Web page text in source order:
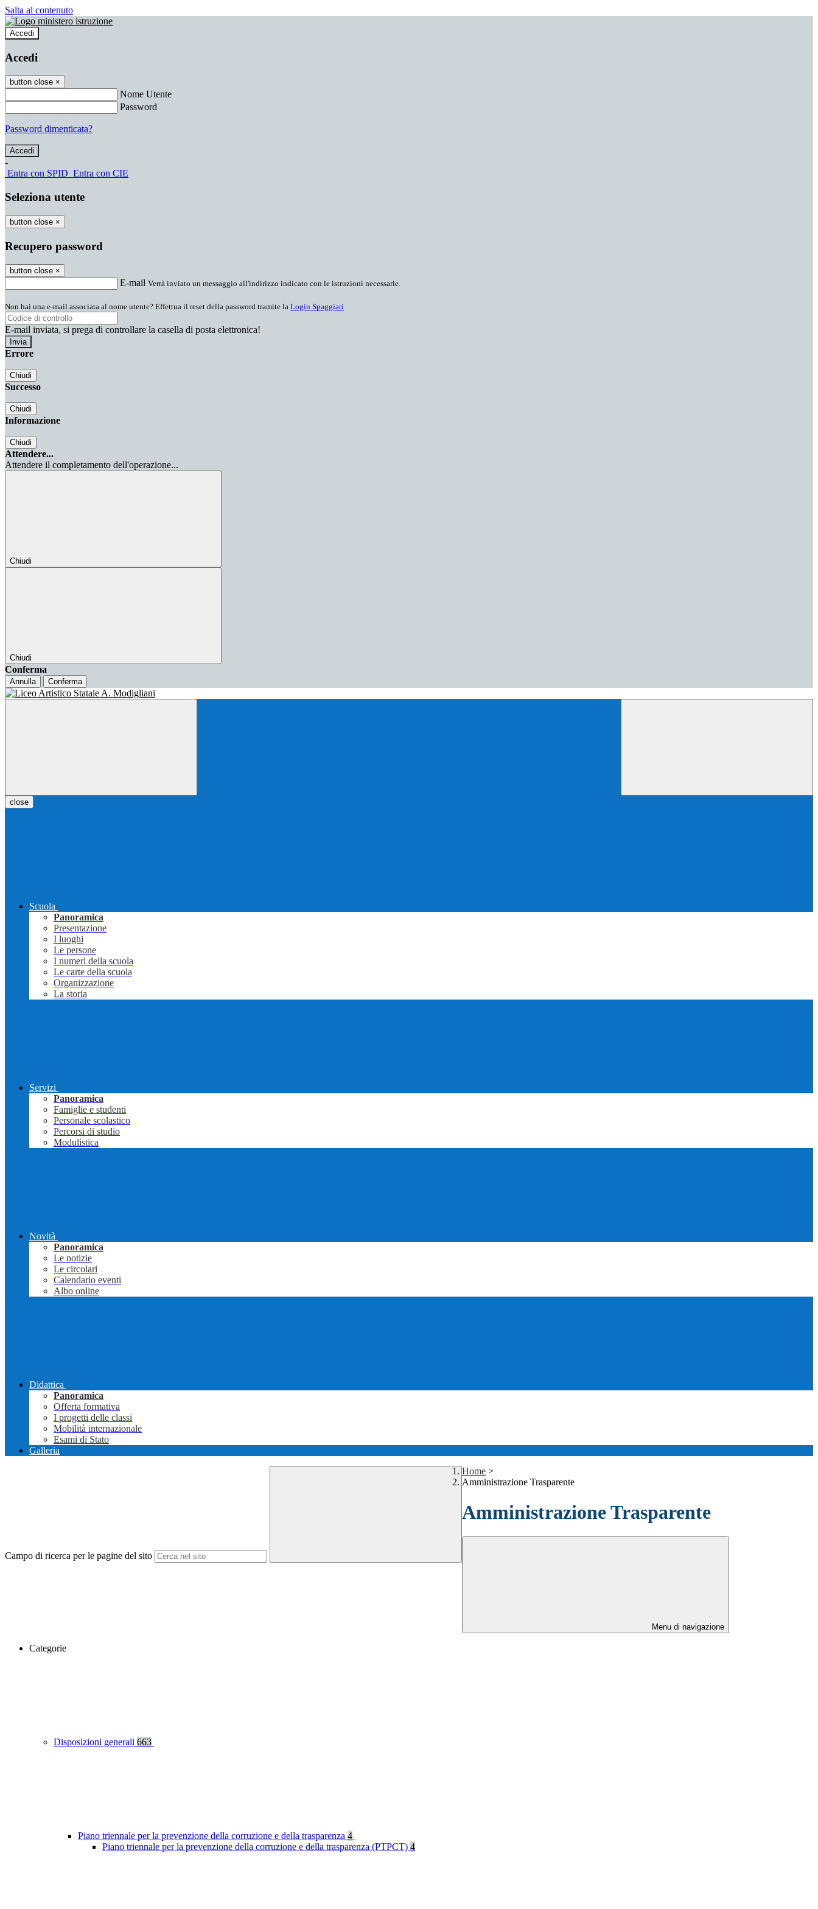
Salta al contenuto
Accedi
Accedi
button close ×
Nome Utente
Password
Password dimenticata?
-
Entra con SPID Entra con CIE
Seleziona utente
button close ×
Recupero password
button close ×
E-mail Verrà inviato un messaggio all'indirizzo indicato con le istruzioni necessarie.
Non hai una e-mail associata al nome utente? Effettua il reset della password tramite la Login Spaggiari
E-mail inviata, si prega di controllare la casella di posta elettronica!
Errore
Chiudi
Successo
Chiudi
Informazione
Chiudi
Attendere...
Attendere il completamento dell'operazione...
Chiudi
Chiudi
Conferma
Annulla Conferma
close
Scuola
Panoramica
Presentazione
I luoghi
Le persone
I numeri della scuola
Le carte della scuola
Organizzazione
La storia
Servizi
Panoramica
Famiglie e studenti
Personale scolastico
Percorsi di studio
Modulistica
Novità
Panoramica
Le notizie
Le circolari
Calendario eventi
Albo online
Didattica
Panoramica
Offerta formativa
I progetti delle classi
Mobilità internazionale
Esami di Stato
Galleria
Campo di ricerca per le pagine del sito
Home >
Amministrazione Trasparente
Amministrazione Trasparente
Menu di navigazione
Categorie
Disposizioni generali 663
Piano triennale per la prevenzione della corruzione e della trasparenza 4
Piano triennale per la prevenzione della corruzione e della trasparenza (PTPCT) 4